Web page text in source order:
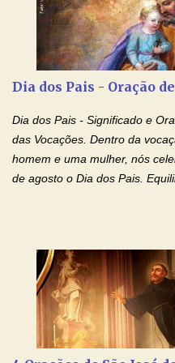
Não desista, Jesus irá curar
Devoção e Fé Oração de
Arcanjo) "Senhor, Pai Eterno,
Nosso Senhor Jesus Cristo,
se encontram encarcerados
droga. Senhor, Pai Poderoso
autoridade do Nome de Jesus
drogas, c...
Dia dos Pais - Oração
Dia dos Pais - Significado e
das Vocações. Dentro da
homem e uma mulher, nós
de agosto o Dia dos Pais.
conforto, boa alimentação,
procuram orientá-los para que
alegrias, com seus
vitórias, em seus fracassos,
exceções, mas essas
pais que não se preocupam